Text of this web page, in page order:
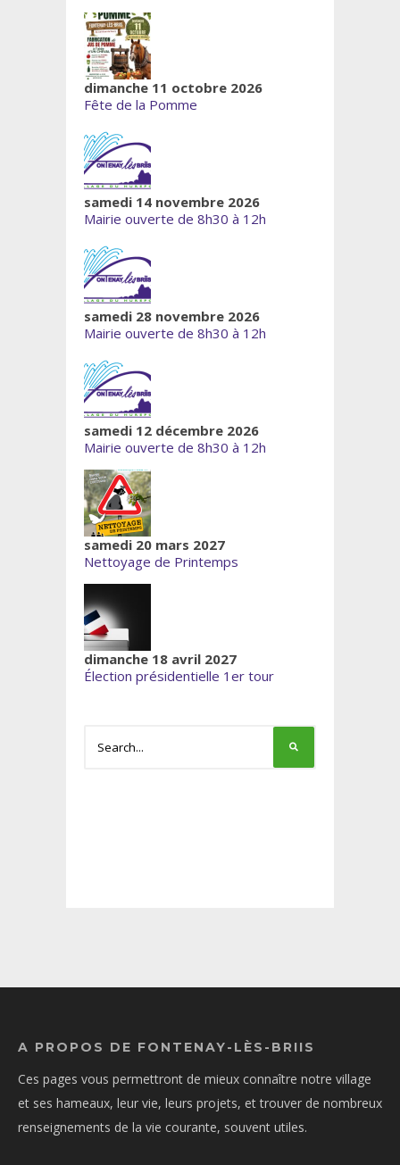
dimanche 11 octobre 2026
Fête de la Pomme
samedi 14 novembre 2026
Mairie ouverte de 8h30 à 12h
samedi 28 novembre 2026
Mairie ouverte de 8h30 à 12h
samedi 12 décembre 2026
Mairie ouverte de 8h30 à 12h
samedi 20 mars 2027
Nettoyage de Printemps
dimanche 18 avril 2027
Élection présidentielle 1er tour
A PROPOS DE FONTENAY-LÈS-BRIIS
Ces pages vous permettront de mieux connaître notre village
et ses hameaux, leur vie, leurs projets, et trouver de nombreux
renseignements de la vie courante, souvent utiles.